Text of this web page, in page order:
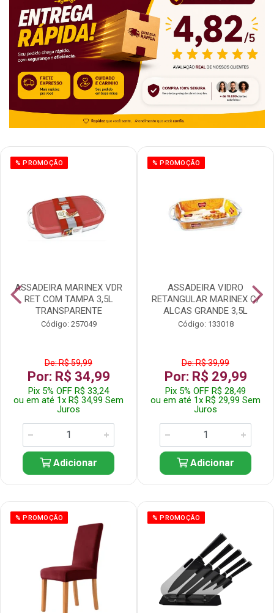
% PROMOÇÃO
ASSADEIRA MARINEX VDR
RET COM TAMPA 3,5L
TRANSPARENTE
Código: 257049
De: R$ 59,99
Por: R$ 34,99
Pix 5% OFF R$ 33,24
ou em até 1x R$ 34,99 Sem
Juros
Adicionar
% PROMOÇÃO
ASSADEIRA VIDRO
RETANGULAR MARINEX C/
ALCAS GRANDE 3,5L
Código: 133018
De: R$ 39,99
Por: R$ 29,99
Pix 5% OFF R$ 28,49
ou em até 1x R$ 29,99 Sem
Juros
Adicionar
% PROMOÇÃO % PROMOÇÃO